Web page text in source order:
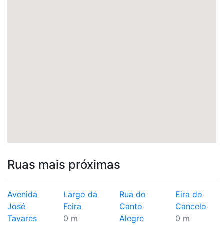
Ruas mais próximas
Avenida
José
Tavares
Largo da
Feira
0 m
Rua do
Canto
Alegre
Eira do
Cancelo
0 m